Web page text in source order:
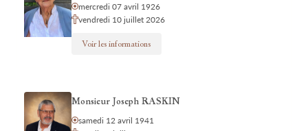
mercredi 07 avril 1926
vendredi 10 juillet 2026
Voir les informations
Monsieur Joseph RASKIN
samedi 12 avril 1941